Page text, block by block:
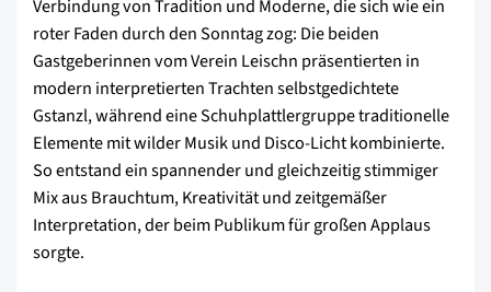
Verbindung von Tradition und Moderne, die sich wie ein
roter Faden durch den Sonntag zog: Die beiden
Gastgeberinnen vom Verein Leischn präsentierten in
modern interpretierten Trachten selbstgedichtete
Gstanzl, während eine Schuhplattlergruppe traditionelle
Elemente mit wilder Musik und Disco-Licht kombinierte.
So entstand ein spannender und gleichzeitig stimmiger
Mix aus Brauchtum, Kreativität und zeitgemäßer
Interpretation, der beim Publikum für großen Applaus
sorgte.